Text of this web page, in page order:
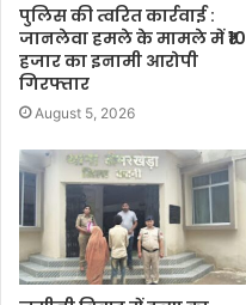
पुलिस की त्वरित कार्रवाई :
जानलेवा हमले के मामले में ₹10
हजार का इनामी आरोपी
गिरफ्तार
August 5, 2026